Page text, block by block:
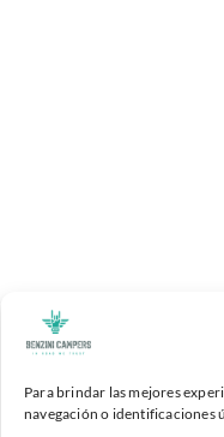
Para brindar las mejores
navegación o identificaciones